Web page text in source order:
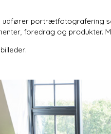
portrætfotografering
foredrag og produkter.